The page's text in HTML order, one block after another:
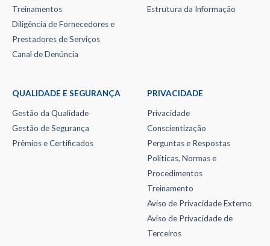
Treinamentos
Diligência de Fornecedores e
Prestadores de Serviços
Canal de Denúncia
Estrutura da Informação
QUALIDADE E SEGURANÇA
Gestão da Qualidade
Gestão de Segurança
Prêmios e Certificados
PRIVACIDADE
Privacidade
Conscientização
Perguntas e Respostas
Políticas, Normas e
Procedimentos
Treinamento
Aviso de Privacidade Externo
Aviso de Privacidade de
Terceiros